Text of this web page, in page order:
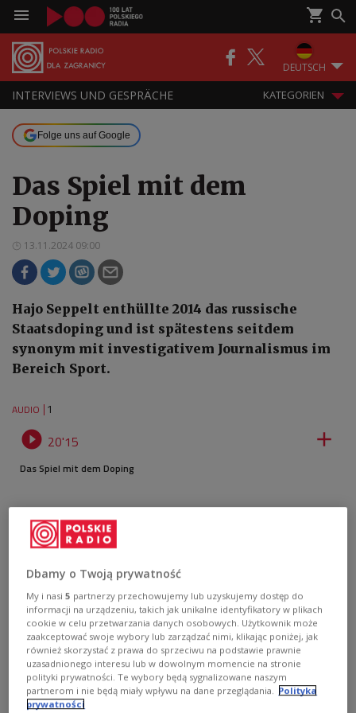
DEUTSCH
INTERVIEWS UND GESPRÄCHE KATEGORIEN
Folge uns auf Google
Das Spiel mit dem
Doping
13.11.2024 09:00
Hajo Seppelt enthüllte 2014 das russische
Staatsdoping und ist spätestens seitdem
synonym mit investigativem Journalismus im
Bereich Sport.
AUDIO 1
 20'15 
Das Spiel mit dem Doping
Dbamy o Twoją prywatność
My i nasi5 partnerzy przechowujemy lub uzyskujemy dostęp do
informacji na urządzeniu, takich jak unikalne identyfikatory w plikach
cookie w celu przetwarzania danych osobowych. Użytkownik może
zaakceptować swoje wybory lub zarządzać nimi, klikając poniżej, jak
również skorzystać z prawa do sprzeciwu na podstawie prawnie
uzasadnionego interesu lub w dowolnym momencie na stronie
polityki prywatności. Te wybory będą sygnalizowane naszym
partnerom i nie będą miały wpływu na dane przeglądania. Polityka
prywatności